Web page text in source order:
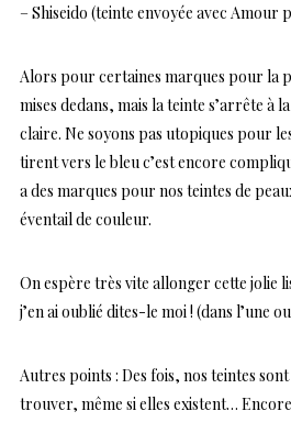
– Shiseido (teinte envoyée avec Amour
Alors pour certaines marques pour la
mises dedans, mais la teinte s’arrête à
claire. Ne soyons pas utopiques pour
tirent vers le bleu c’est encore
a des marques pour nos teintes de
éventail de couleur.
On espère très vite allonger cette jolie
j’en ai oublié dites-le moi ! (dans l’une
Autres points : Des fois, nos teintes
trouver, même si elles existent…